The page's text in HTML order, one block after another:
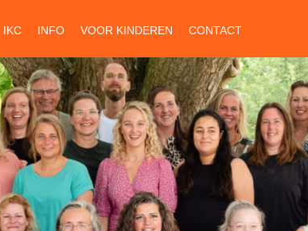
IKC INFO VOOR KINDEREN CONTACT